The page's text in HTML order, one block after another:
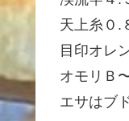
天上糸０.
目印オレ
オモリＢ
エサはブ